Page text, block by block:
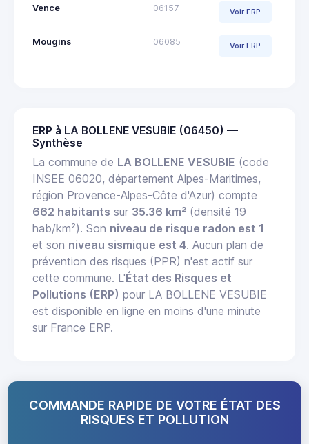
Vence 06157 Voir ERP
Mougins 06085 Voir ERP
ERP à LA BOLLENE VESUBIE (06450) —
Synthèse
La commune de LA BOLLENE VESUBIE (code
INSEE 06020, département Alpes-Maritimes,
région Provence-Alpes-Côte d'Azur) compte
662 habitants sur 35.36 km² (densité 19
hab/km²). Son niveau de risque radon est 1
et son niveau sismique est 4. Aucun plan de
prévention des risques (PPR) n'est actif sur
cette commune. L'État des Risques et
Pollutions (ERP) pour LA BOLLENE VESUBIE
est disponible en ligne en moins d'une minute
sur France ERP.
COMMANDE RAPIDE DE VOTRE ÉTAT DES
RISQUES ET POLLUTION